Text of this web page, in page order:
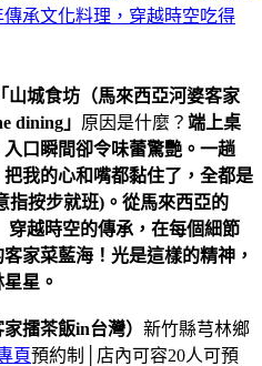
承文化料理，穿越時空吃得
山城食坊（馬來西亞河婆客家
dining」 原因是什麼？ 端上桌
口瞬間卻令味蕾驚艷。 一趟
我的心和嘴都黏住了，全都是
指按步就班)。 從馬來西亞的
穿越時空的傳承，在每個細節
家菜藍海！ 光是這樣的精神，
星。
擂茶飯in台灣） 新竹縣芎林鄉
頁預約制│店內可容20人可預